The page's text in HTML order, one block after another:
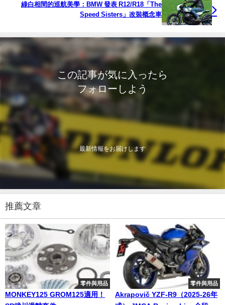
綠白相間的巡航美學：BMW 發表 R12/R18「The
Speed Sisters」改裝概念車
この記事が気に入ったら
フォローしよう
最新情報をお届けします
推薦文章
零件與用品
MONKEY125 GROM125適用！
零件與用品
Akrapovič YZF-R9（2025-26年